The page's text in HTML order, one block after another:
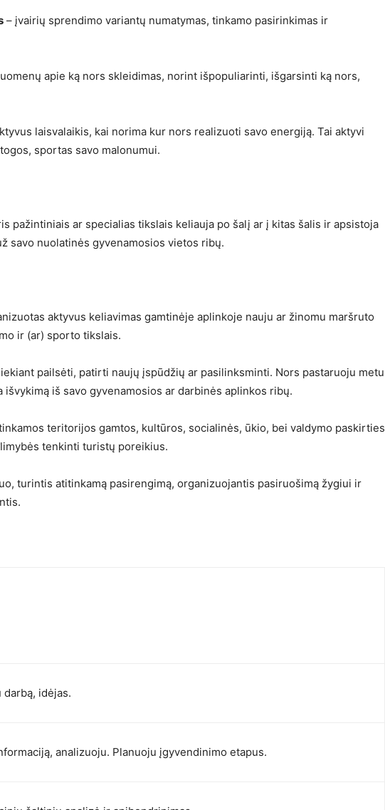
– įvairių sprendimo variantų numatymas, tinkamo pasirinkimas ir
apie ką nors skleidimas, norint išpopuliarinti, išgarsinti ką nors,
laisvalaikis, kai norima kur nors realizuoti savo energiją. Tai aktyvi
sportas savo malonumui.
pažintiniais ar specialias tikslais keliauja po šalį ar į kitas šalis ir apsistoja
savo nuolatinės gyvenamosios vietos ribų.
aktyvus keliavimas gamtinėje aplinkoje nauju ar žinomu maršruto
ir (ar) sporto tikslais.
pailsėti, patirti naujų įspūdžių ar pasilinksminti. Nors pastaruoju metu
išvykimą iš savo gyvenamosios ar darbinės aplinkos ribų.
teritorijos gamtos, kultūros, socialinės, ūkio, bei valdymo paskirties
tenkinti turistų poreikius.
turintis atitinkamą pasirengimą, organizuojantis pasiruošimą žygiui ir
idėjas.
analizuoju. Planuoju įgyvendinimo etapus.